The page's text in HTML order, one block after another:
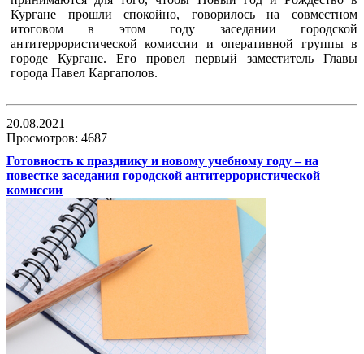
Кургане прошли спокойно, говорилось на совместном
итоговом в этом году заседании городской
антитеррористической комиссии и оперативной группы в
городе Кургане. Его провел первый заместитель Главы
города Павел Каргаполов.
20.08.2021
Просмотров: 4687
Готовность к празднику и новому учебному году – на
повестке заседания городской антитеррористической
комиссии